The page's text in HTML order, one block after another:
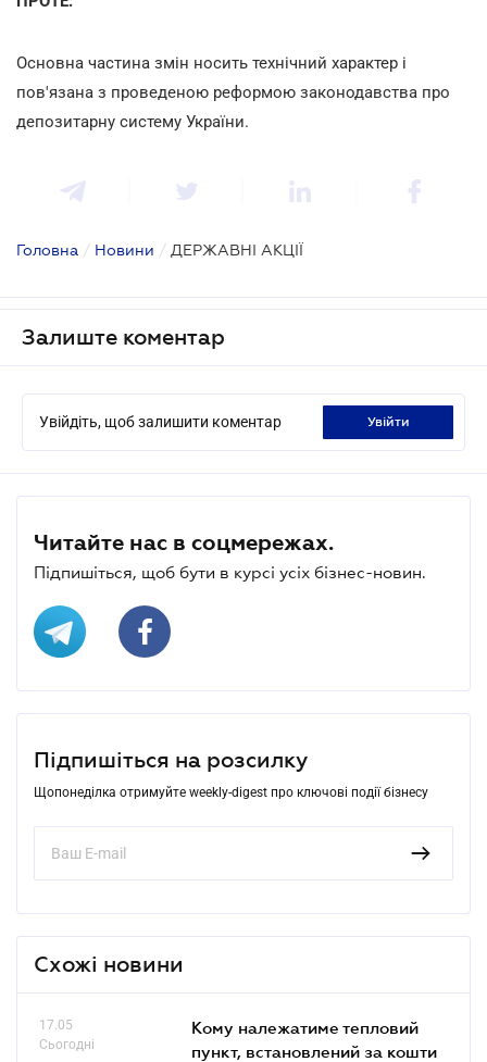
Основна частина змін носить технічний характер і
пов'язана з проведеною реформою законодавства про
депозитарну систему України.
Головна / Новини / ДЕРЖАВНІ АКЦІЇ
Залиште коментар
Увійдіть, щоб залишити коментар увійти
Читайте нас в соцмережах.
Підпишіться, щоб бути в курсі усіх бізнес-новин.
Підпишіться на розсилку
Щопонеділка отримуйте weekly-digest про ключові події бізнесу
Схожі новини
17.05
Сьогодні
Кому належатиме тепловий
пункт, встановлений за кошти